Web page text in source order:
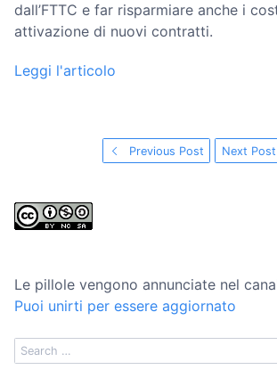
dall’FTTC e far risparmiare anche i
attivazione di nuovi contratti.
Leggi l'articolo
Previous Post Next Post
Le pillole vengono annunciate nel
Puoi unirti per essere aggiornato